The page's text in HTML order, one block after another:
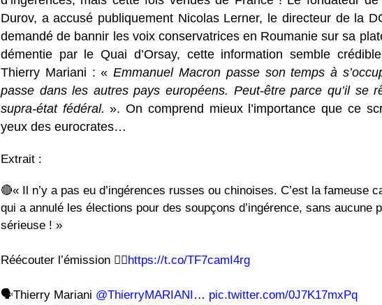
Durov, a accusé publiquement Nicolas Lerner, le directeur de la
demandé de bannir les voix conservatrices en Roumanie sur sa
démentie par le Quai d’Orsay, cette information semble
Thierry Mariani : «Emmanuel Macron passe son temps à
passe dans les autres pays européens. Peut-être parce qu’il se
supra-état fédéral. ». On comprend mieux l’importance que ce
yeux des eurocrates…
Extrait :
🔴« Il n’y a pas eu d’ingérences russes ou chinoises. C’est la fameuse
qui a annulé les élections pour des soupçons d’ingérence, sans aucune
sérieuse ! »
Réécouter l’émission ⛓️‍💥https://t.co/TF7camI4rg
🗣️Thierry Mariani @ThierryMARIANI… pic.twitter.com/0J7K17mxPq